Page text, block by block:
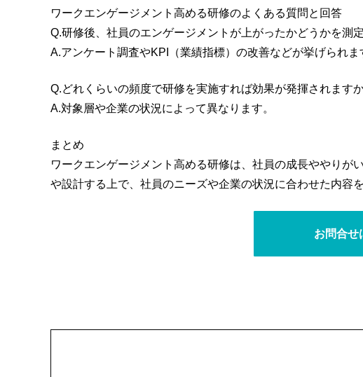
ワークエンゲージメント高める研修のよくある質問と回答
Q.研修後、社員のエンゲージメントが上がったかどうかを測
A.アンケート調査やKPI（業績指標）の改善などが挙げられ
Q.どれくらいの頻度で研修を実施すれば効果が発揮されます
A.対象層や企業の状況によって異なります。
まとめ
ワークエンゲージメント高める研修は、社員の成長ややり
や設計する上で、社員のニーズや企業の状況に合わせた内容
お問合せ